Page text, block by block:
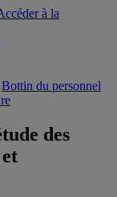
à la
Bottin du personnel
des